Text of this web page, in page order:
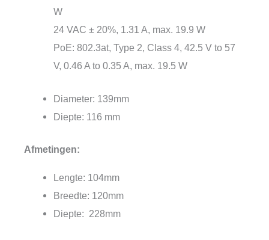
W
24 VAC ± 20%, 1.31 A, max. 19.9 W
PoE: 802.3at, Type 2, Class 4, 42.5 V to 57
V, 0.46 A to 0.35 A, max. 19.5 W
Diameter: 139mm
Diepte: 116 mm
Afmetingen:
Lengte: 104mm
Breedte: 120mm
Diepte: 228mm